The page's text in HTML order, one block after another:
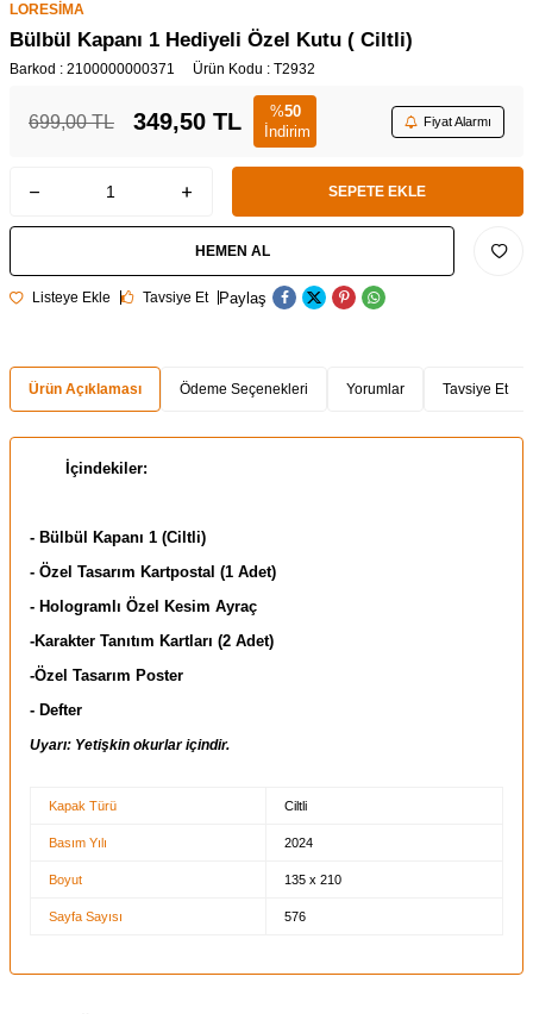
LORESİMA
Bülbül Kapanı 1 Hediyeli Özel Kutu ( Ciltli)
Barkod : 2100000000371 Ürün Kodu : T2932
699,00TL 349,50 TL %50
İndirim
Fiyat Alarmı
SEPETE EKLE
HEMEN AL
Listeye Ekle Tavsiye Et Paylaş
Ürün Açıklaması Ödeme Seçenekleri Yorumlar Tavsiye Et
İçindekiler:
- Bülbül Kapanı 1 (Ciltli)
- Özel Tasarım Kartpostal (1 Adet)
- Hologramlı Özel Kesim Ayraç
-Karakter Tanıtım Kartları (2 Adet)
-Özel Tasarım Poster
- Defter
Uyarı: Yetişkin okurlar içindir.
Kapak Türü Ciltli
Basım Yılı 2024
Boyut 135 x 210
Sayfa Sayısı 576